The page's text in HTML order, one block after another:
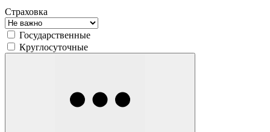
Страховка
Государственные
Круглосуточные